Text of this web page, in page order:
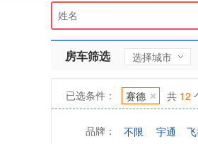
房车筛选 选择城市
已选条件： 赛德 共 12
品牌： 不限 宇通